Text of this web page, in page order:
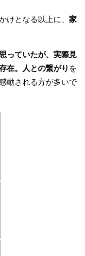
けとなる以上に、 家
っていたが、実際見
在。人との繋がり を
動される方が多いで